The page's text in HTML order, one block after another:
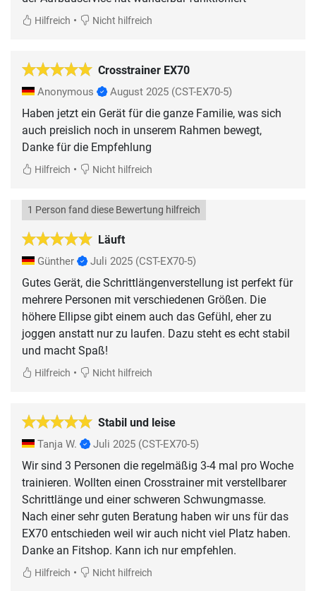
Hilfreich • Nicht hilfreich
Crosstrainer EX70
Anonymous August 2025 (CST-EX70-5)
Haben jetzt ein Gerät für die ganze Familie, was sich
auch preislich noch in unserem Rahmen bewegt,
Danke für die Empfehlung
Hilfreich • Nicht hilfreich
Läuft
1 Person fand diese Bewertung hilfreich
Günther Juli 2025 (CST-EX70-5)
Gutes Gerät, die Schrittlängenverstellung ist perfekt für
mehrere Personen mit verschiedenen Größen. Die
höhere Ellipse gibt einem auch das Gefühl, eher zu
joggen anstatt nur zu laufen. Dazu steht es echt stabil
und macht Spaß!
Hilfreich • Nicht hilfreich
Stabil und leise
Tanja W. Juli 2025 (CST-EX70-5)
Wir sind 3 Personen die regelmäßig 3-4 mal pro Woche
trainieren. Wollten einen Crosstrainer mit verstellbarer
Schrittlänge und einer schweren Schwungmasse.
Nach einer sehr guten Beratung haben wir uns für das
EX70 entschieden weil wir auch nicht viel Platz haben.
Danke an Fitshop. Kann ich nur empfehlen.
Hilfreich • Nicht hilfreich